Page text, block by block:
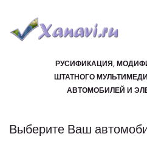
РУСИФИКАЦИЯ,
ШТАТНОГО
АВТОМОБИЛЕЙ И
Выберите Ваш